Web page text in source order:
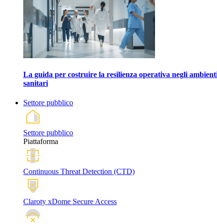
La guida per costruire la resilienza operativa negli
sanitari
Settore pubblico
Settore pubblico
Piattaforma
Continuous Threat Detection (CTD)
Claroty xDome Secure Access